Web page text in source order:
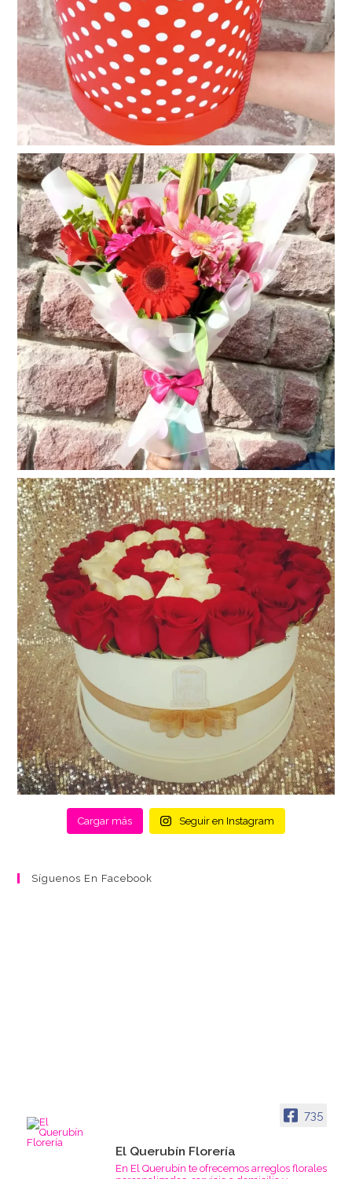
Cargar más Seguir en Instagram
Síguenos En Facebook
735
El Querubín Florería
En El Querubín te ofrecemos arreglos florales